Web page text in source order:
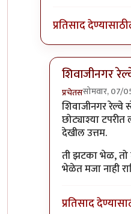
प्रतिसाद देण्यासाठी
शिवाजीनगर
प्रचेतससोमवार, 07/
In reply to
शिवाजीनगर रेल्वे
छोट्याश्या
देखील उत्तम.
ती झटका भेळ, तो
भेळेत मजा नाही
प्रतिसाद